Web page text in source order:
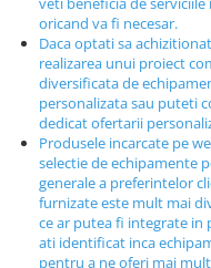
oricand va fi necesar.
Daca optati sa
realizarea unui proiect
diversificata de
personalizata sau puteti
dedicat ofertarii
Produsele incarcate pe
selectie de echipamente
generale a preferintelor
furnizate este mult mai
ce ar putea fi integrate in
ati identificat inca
pentru a ne oferi mai